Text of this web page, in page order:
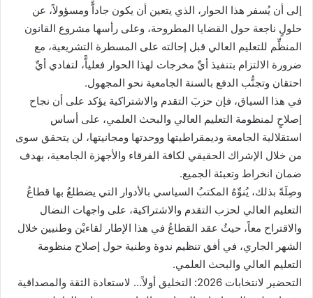
إلى أن يُسفر هذا الحوار، الذي يتعين أن يكون جاداًّ ومسؤولاً، عن
حلولٍ ناجعة حول القضايا المطروحة، وعلى رأسها مشروع القانون
المنظِّم للتعليم العالي قبل إحالته على المسطرة التشريعية، مع
ضرورة الالتزام بتنفيذ أيِّ مخرجات لهذا الحوار فعلياًّ، لتفادي أيِّ
احتقان وتجنُّب الدفع بالسنة الجامعية نحو المجهول.
في هذا السياق، فإن حزبَ التقدم والاشتراكية يؤكد على أن نجاح
إصلاحٍ لمنظومة التعليم العالي والبحث العلمي، على أساس
استقلالية الجامعة وديمقراطيتها ووحدتها ومجانيتها، لن يتحقق سوى
من خلال الإشراك الحقيقي لكافة الفرقاء والأجهزة الجامعية، بهدف
ضمان انخراط وتعبئة الجميع.
وصِلَةً بذلك، يُنوِّهُ المكتبُ السياسي بالأدوار التي يضطلعُ بها قطاعُ
التعليم العالي لحزب التقدم والاشتراكية، على واجهات النضال
والاقتراح معاً، حيثُ عقد القطاعُ في هذا الإطار لقاءيْن وطنيين خلال
الشهر الجاري، في أفق تنظيم ندوة وطنية حول إصلاح منظومة
التعليم العالي والبحث العلمي.
التحضير لانتخابات 2026: التخليق أولاً… لاستعادة الثقة والمصداقية